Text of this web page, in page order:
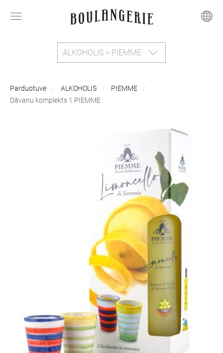
ALKOHOLIS > PIEMME
Parduotuvė ALKOHOLIS
PIEMME
Dāvanu komplekts 1 PIEMME